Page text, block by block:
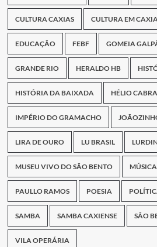
CULTURA CAXIAS CULTURA EM
EDUCAÇÃO FEBF GOMEIA
GRANDE RIO HERALDO HB
HISTÓRIA DA BAIXADA HÉLIO
IMPÉRIO DO GRAMACHO
LIRA DE OURO LU BRASIL
MUSEU VIVO DO SÃO BENTO MÚSICA
PAULLO RAMOS POESIA
SAMBA SAMBA CAXIENSE SÃO
VILA OPERÁRIA